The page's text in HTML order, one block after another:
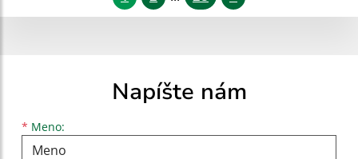
Napíšte nám
* Meno:
Meno
Priezvisko
E-mailová adresa